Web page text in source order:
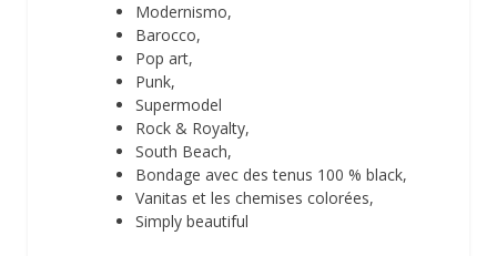
Modernismo,
Barocco,
Pop art,
Punk,
Supermodel
Rock & Royalty,
South Beach,
Bondage avec des tenus 100 % black,
Vanitas et les chemises colorées,
Simply beautiful